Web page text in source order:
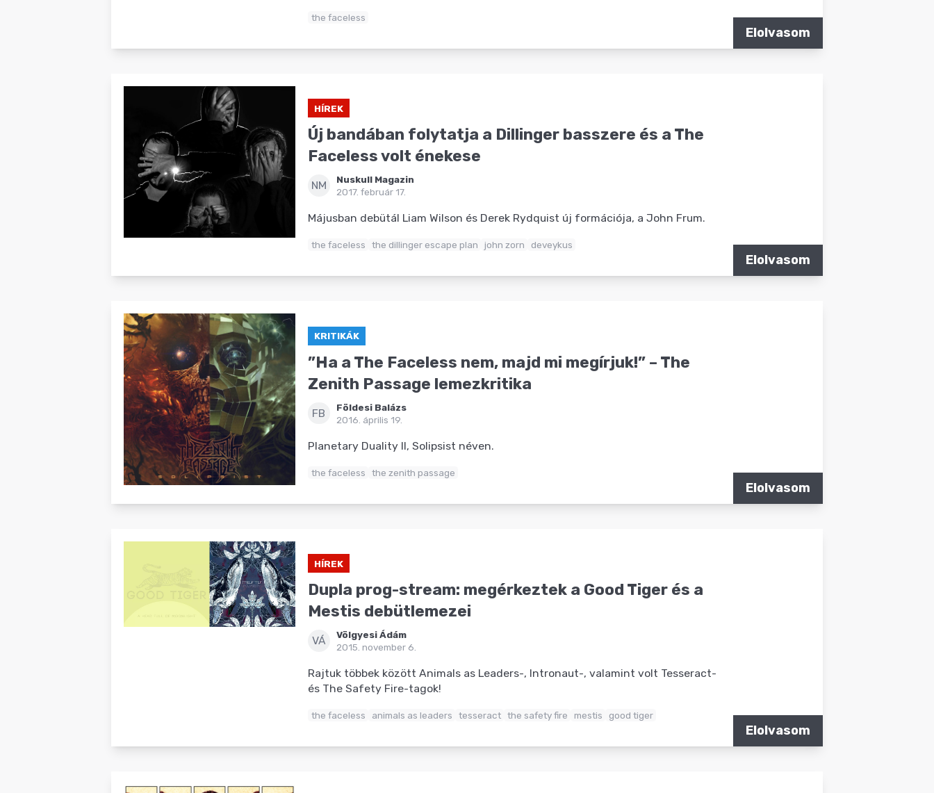
the faceless
Elolvasom
HÍREK
Új bandában folytatja a Dillinger basszere és a The
Faceless volt énekese
NM
Nuskull Magazin
2017. február 17.
Májusban debütál Liam Wilson és Derek Rydquist új formációja, a John Frum.
the faceless the dillinger escape plan john zorn deveykus
Elolvasom
KRITIKÁK
”Ha a The Faceless nem, majd mi megírjuk!” – The
Zenith Passage lemezkritika
FB
Földesi Balázs
2016. április 19.
Planetary Duality II, Solipsist néven.
the faceless the zenith passage
Elolvasom
HÍREK
Dupla prog-stream: megérkeztek a Good Tiger és a
Mestis debütlemezei
VÁ
Völgyesi Ádám
2015. november 6.
Rajtuk többek között Animals as Leaders-, Intronaut-, valamint volt Tesseract-
és The Safety Fire-tagok!
the faceless animals as leaders tesseract the safety fire mestis good tiger
Elolvasom